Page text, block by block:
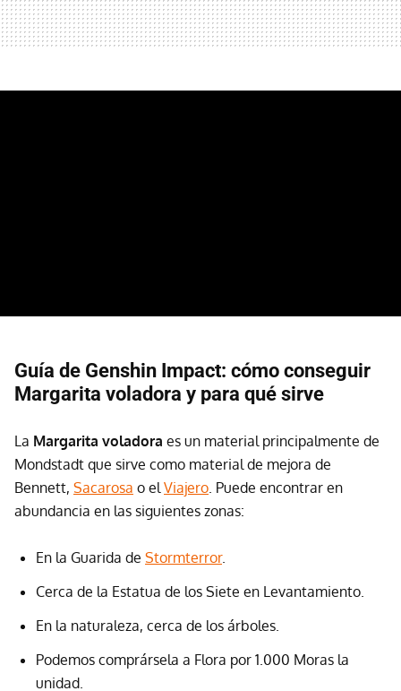
Guía de Genshin Impact: cómo conseguir
Margarita voladora y para qué sirve
La Margarita voladora es un material principalmente de
Mondstadt que sirve como material de mejora de
Bennett, Sacarosa o el Viajero . Puede encontrar en
abundancia en las siguientes zonas:
En la Guarida de Stormterror.
Cerca de la Estatua de los Siete en Levantamiento.
En la naturaleza, cerca de los árboles.
Podemos comprársela a Flora por 1.000 Moras la
unidad.